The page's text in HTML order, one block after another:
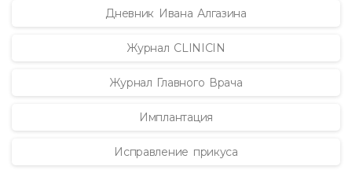
Дневник Ивана Алгазина
Журнал CLINICIN
Журнал Главного Врача
Имплантация
Исправление прикуса